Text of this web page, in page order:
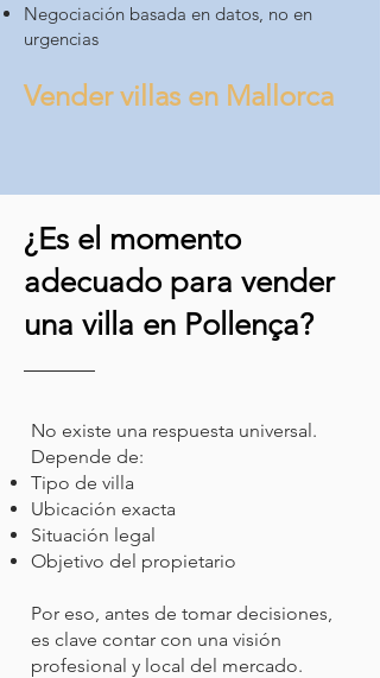
Negociación basada en datos, no en
urgencias
Vender villas en Mallorca
¿Es el momento
adecuado para vender
una villa en Pollença?
No existe una respuesta universal.
Depende de:
Tipo de villa
Ubicación exacta
Situación legal
Objetivo del propietario
Por eso, antes de tomar decisiones,
es clave contar con una visión
profesional y local del mercado.